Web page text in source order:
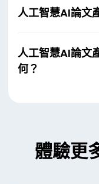
人工智慧AI論文
人工智慧AI論文
何？
體驗更